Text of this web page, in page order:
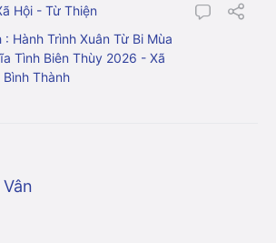
Hội - Từ Thiện
: Hành Trình Xuân Từ Bi Mùa
Tình Biên Thùy 2026 - Xã
Bình Thành